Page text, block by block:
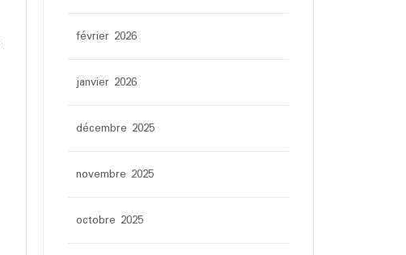
février 2026
janvier 2026
décembre 2025
novembre 2025
octobre 2025